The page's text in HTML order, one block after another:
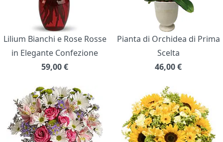
Lilium Bianchi e Rose Rosse
in Elegante Confezione
59,00€
Pianta di Orchidea di Prima
Scelta
46,00€